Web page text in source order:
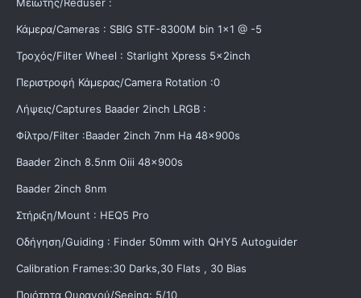
Μειωτής/Reduser :
Κάμερα/Cameras : SBIG STF-8300M bin 1x1 @ -5
Τροχός/Filter Wheel : Starlight Xpress 5x2inch
Περιστροφή Κάμερας/Camera Rotation :0
Λήψεις/Captures Baader 2inch LRGB :
Φίλτρο/Filter :Baader 2inch 7nm Ha 48x900s
Baader 2inch 8.5nm Oiii 48x900s
Baader 2inch 8nm
Στήριξη/Mount : HEQ5 Pro
Οδήγηση/Guiding : Finder 50mm with QHY5 Autoguider
Calibration Frames:30 Darks,30 Flats , 30 Bias
Ποιότητα Ουρανού/Seeing: 5/10